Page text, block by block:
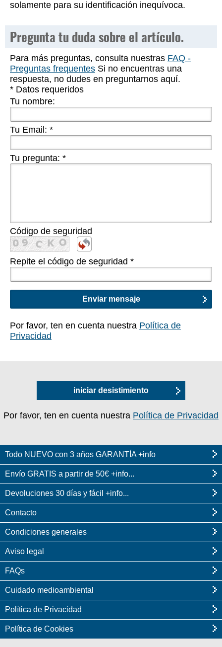
solamente para su identificación inequívoca.
Pregunta tu duda sobre el artículo.
Para más preguntas, consulta nuestras FAQ -
Preguntas frequentes Si no encuentras una
respuesta, no dudes en preguntarnos aquí.
* Datos requeridos
Tu nombre:
Tu Email: *
Tu pregunta: *
Código de seguridad
Repite el código de seguridad *
Por favor, ten en cuenta nuestra Política de
Privacidad
iniciar desistimiento
Por favor, ten en cuenta nuestra Política de Privacidad
Todo NUEVO con 3 años GARANTÍA +info
Envío GRATIS a partir de 50€ +info...
Devoluciones 30 días y fácil +info...
Contacto
Condiciones generales
Aviso legal
FAQs
Cuidado medioambiental
Política de Privacidad
Política de Cookies